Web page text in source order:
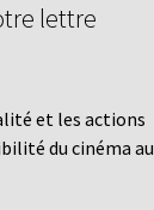
lettre
et les actions
du cinéma au